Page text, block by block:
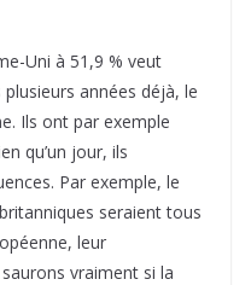
Uni à 51,9 % veut
années déjà, le
Ils ont par exemple
qu’un jour, ils
Par exemple, le
seraient tous
leur
vraiment si la